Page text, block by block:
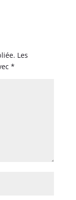
Les
*